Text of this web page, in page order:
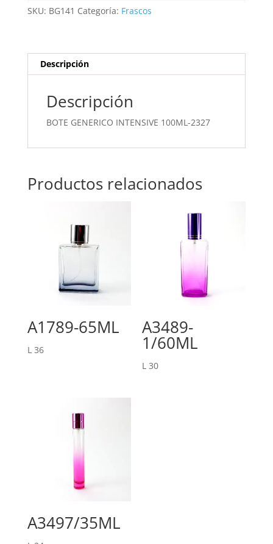
SKU: BG141 Categoría: Frascos
Descripción
Descripción
BOTE GENERICO INTENSIVE 100ML-2327
Productos relacionados
A1789-65ML
L 36
A3489-
1/60ML
L 30
A3497/35ML